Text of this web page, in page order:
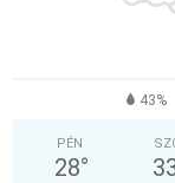
43%
PÉN
28°